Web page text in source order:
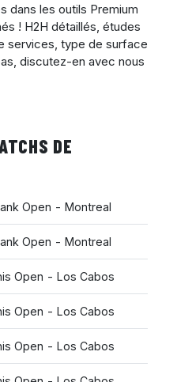
dans les outils Premium
! H2H détaillés, études
services, type de surface
discutez-en avec nous
DE
Open - Montreal
Open - Montreal
Open - Los Cabos
Open - Los Cabos
Open - Los Cabos